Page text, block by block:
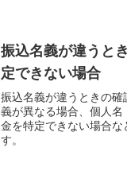
振込名義が違うと
定できない場合
振込名義が違うときの
義が異なる場合、個人
金を特定できない場合
す。